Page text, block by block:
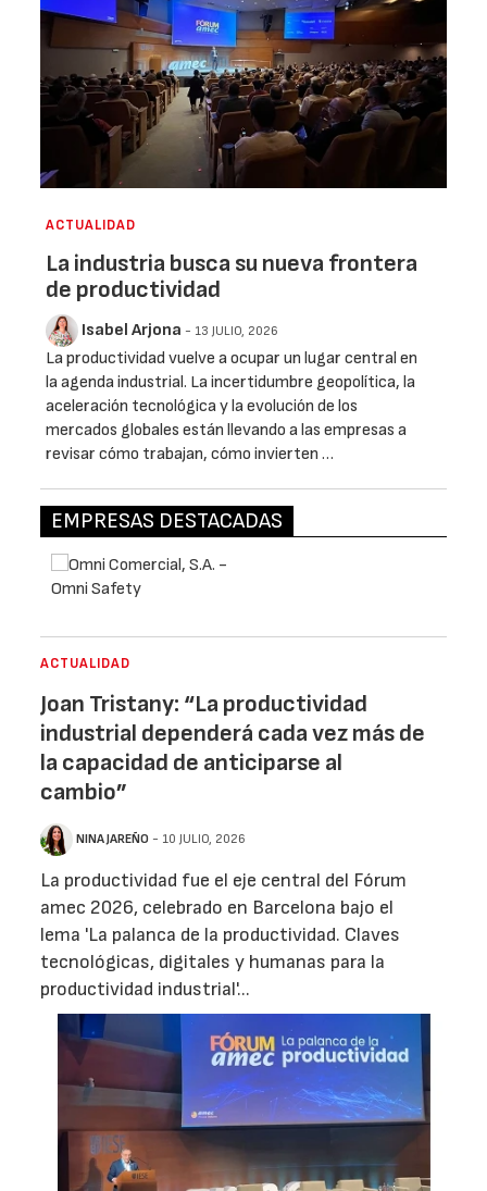
ACTUALIDAD
La industria busca su nueva frontera
de productividad
Isabel Arjona - 13 JULIO, 2026
La productividad vuelve a ocupar un lugar central en
la agenda industrial. La incertidumbre geopolítica, la
aceleración tecnológica y la evolución de los
mercados globales están llevando a las empresas a
revisar cómo trabajan, cómo invierten …
EMPRESAS DESTACADAS
ACTUALIDAD
Joan Tristany: “La productividad
industrial dependerá cada vez más de
la capacidad de anticiparse al
cambio”
NINA JAREÑO - 10 JULIO, 2026
La productividad fue el eje central del Fórum
amec 2026, celebrado en Barcelona bajo el
lema 'La palanca de la productividad. Claves
tecnológicas, digitales y humanas para la
productividad industrial'...